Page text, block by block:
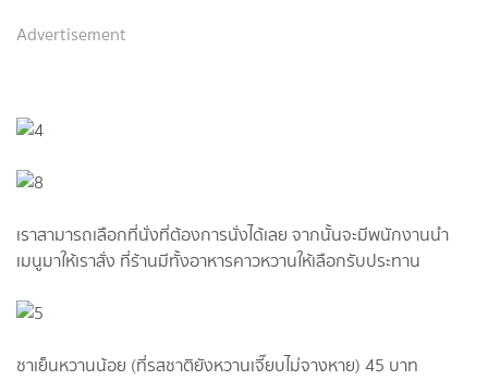
Advertisement
เราสามารถเลือกที่นั่งที่ต้องการนั่งได้เลย จากนั้นจะมีพนักงานนำ
เมนูมาให้เราสั่ง ที่ร้านมีทั้งอาหารคาวหวานให้เลือกรับประทาน
ชาเย็นหวานน้อย (ที่รสชาติยังหวานเจี๊ยบไม่จางหาย) 45 บาท